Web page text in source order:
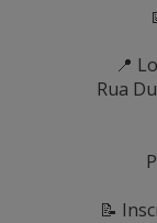
📍
Rua
📝